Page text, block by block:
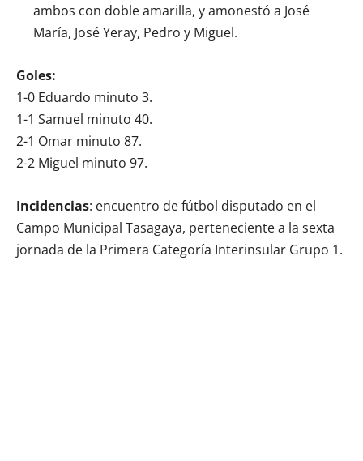
ambos con doble amarilla, y amonestó a José
María, José Yeray, Pedro y Miguel.
Goles:
1-0 Eduardo minuto 3.
1-1 Samuel minuto 40.
2-1 Omar minuto 87.
2-2 Miguel minuto 97.
Incidencias: encuentro de fútbol disputado en el
Campo Municipal Tasagaya, perteneciente a la sexta
jornada de la Primera Categoría Interinsular Grupo 1.